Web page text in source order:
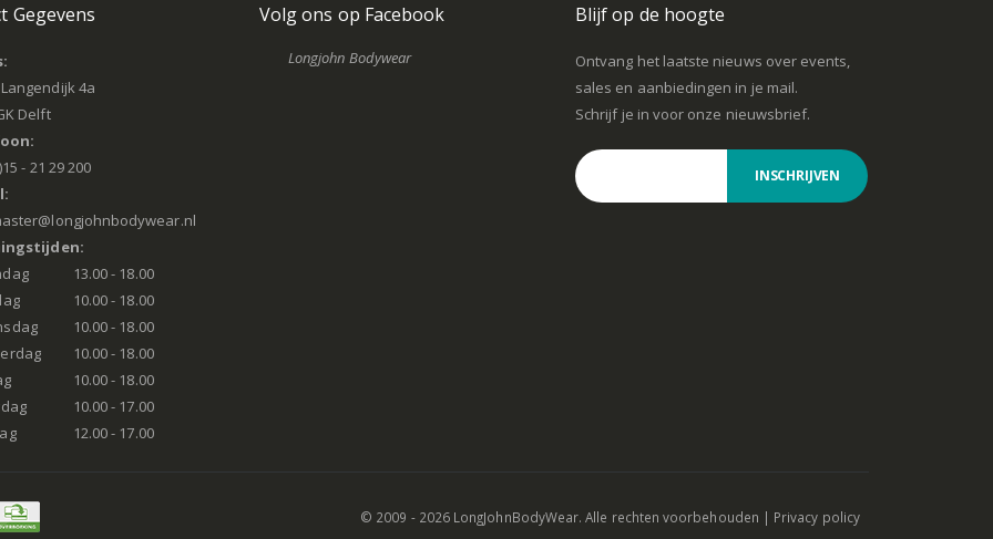
Gegevens
4a
Delft
- 21 29 200
13.00 - 18.00
10.00 - 18.00
10.00 - 18.00
10.00 - 18.00
10.00 - 18.00
10.00 - 17.00
12.00 - 17.00
Volg ons op Facebook
Longjohn Bodywear
Blijf op de hoogte
Ontvang het laatste nieuws over events,
sales en aanbiedingen in je mail.
Schrijf je in voor onze nieuwsbrief.
INSCHRIJVEN
© 2009 - 2026 LongJohnBodyWear. Alle rechten voorbehouden | Privacy policy